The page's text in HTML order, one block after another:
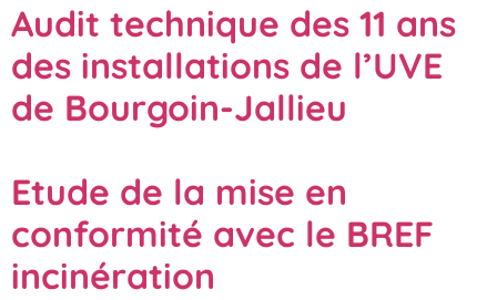
Audit technique des 11 ans
des installations de l’UVE
de Bourgoin-Jallieu
Etude de la mise en
conformité avec le BREF
incinération